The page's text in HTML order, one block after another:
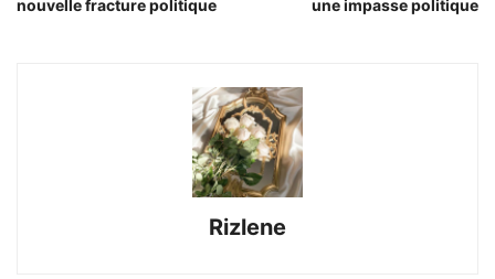
nouvelle fracture politique
une impasse politique
Rizlene